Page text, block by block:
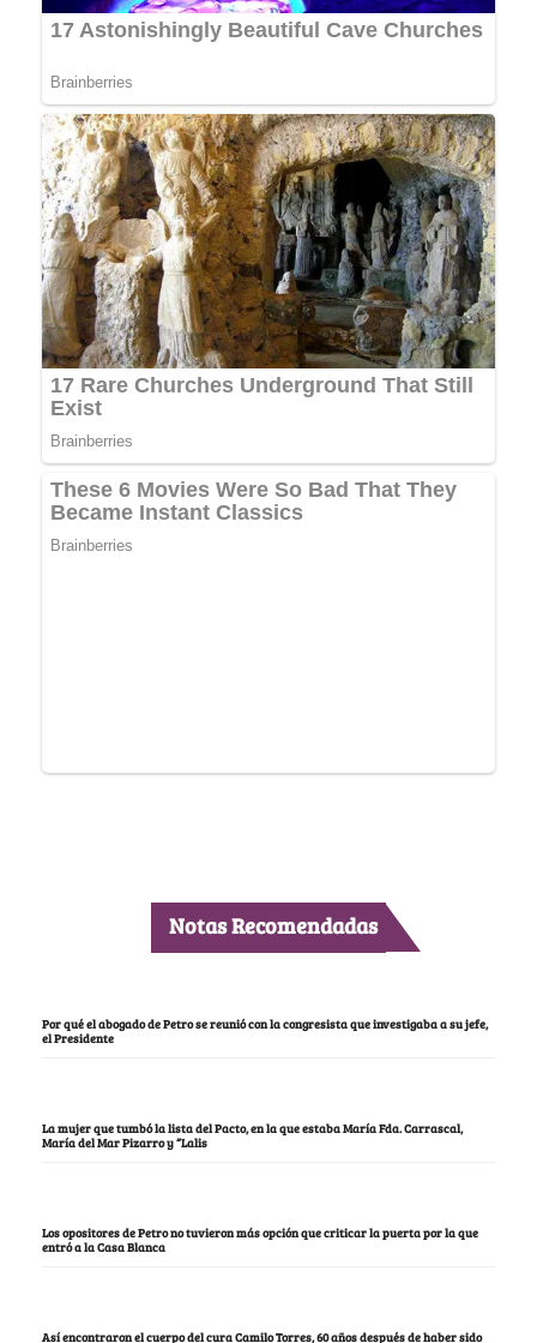
Notas Recomendadas
Por qué el abogado de Petro se reunió con la congresista que investigaba a su jefe,
el Presidente
La mujer que tumbó la lista del Pacto, en la que estaba María Fda. Carrascal,
María del Mar Pizarro y “Lalis
Los opositores de Petro no tuvieron más opción que criticar la puerta por la que
entró a la Casa Blanca
Así encontraron el cuerpo del cura Camilo Torres, 60 años después de haber sido